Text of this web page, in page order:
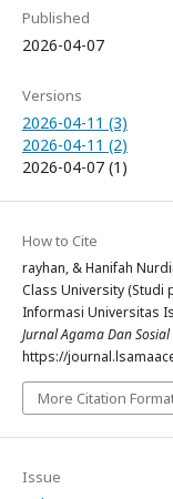
Published
2026-04-07
Versions
2026-04-11 (3)
2026-04-11 (2)
2026-04-07 (1)
How to Cite
rayhan, & Hanifah
Class University (Studi
Informasi Universitas
Jurnal Agama Dan
https://
More Citation
Issue